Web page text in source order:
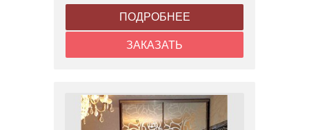
ПОДРОБНЕЕ
ЗАКАЗАТЬ